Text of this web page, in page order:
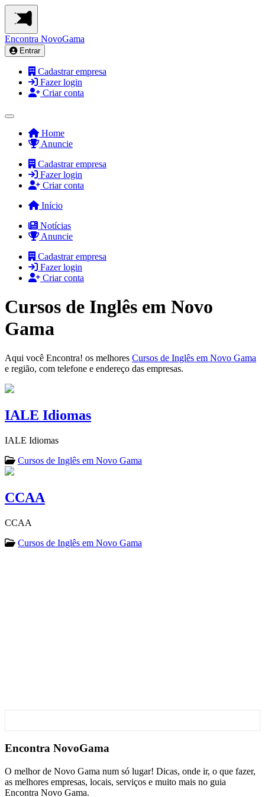
Encontra NovoGama
Entrar
Cadastrar empresa
Fazer login
Criar conta
Home
Anuncie
Cadastrar empresa
Fazer login
Criar conta
Início
Notícias
Anuncie
Cadastrar empresa
Fazer login
Criar conta
Cursos de Inglês em Novo
Gama
Aqui você Encontra! os melhores Cursos de Inglês em Novo Gama
e região, com telefone e endereço das empresas.
IALE Idiomas
IALE Idiomas
Cursos de Inglês em Novo Gama
CCAA
CCAA
Cursos de Inglês em Novo Gama
Encontra NovoGama
O melhor de Novo Gama num só lugar! Dicas, onde ir, o que fazer,
as melhores empresas, locais, serviços e muito mais no guia
Encontra Novo Gama.